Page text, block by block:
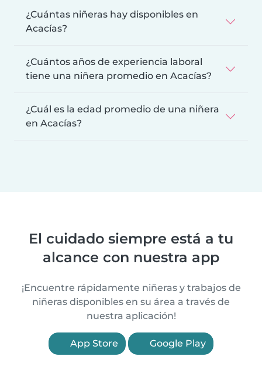
¿Cuántas niñeras hay disponibles en
Acacías?
¿Cuántos años de experiencia laboral
tiene una niñera promedio en Acacías?
¿Cuál es la edad promedio de una niñera
en Acacías?
El cuidado siempre está a tu
alcance con nuestra app
¡Encuentre rápidamente niñeras y trabajos de
niñeras disponibles en su área a través de
nuestra aplicación!
App Store Google Play